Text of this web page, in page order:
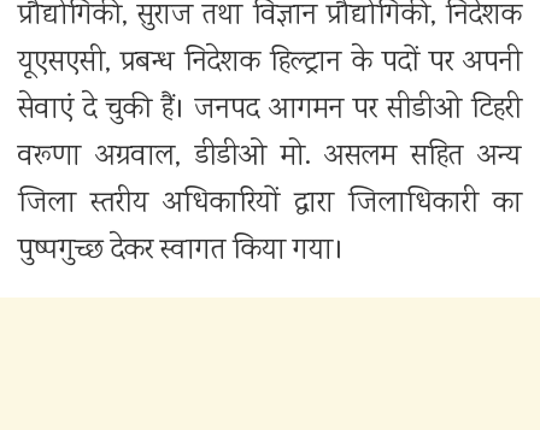
प्रौद्योगिकी, सुराज तथा विज्ञान प्रौद्योगिकी, निदेशक
यूएसएसी, प्रबन्ध निदेशक हिल्ट्रान के पदों पर अपनी
सेवाएं दे चुकी हैं। जनपद आगमन पर सीडीओ टिहरी
वरूणा अग्रवाल, डीडीओ मो. असलम सहित अन्य
जिला स्तरीय अधिकारियों द्वारा जिलाधिकारी का
पुष्पगुच्छ देकर स्वागत किया गया।